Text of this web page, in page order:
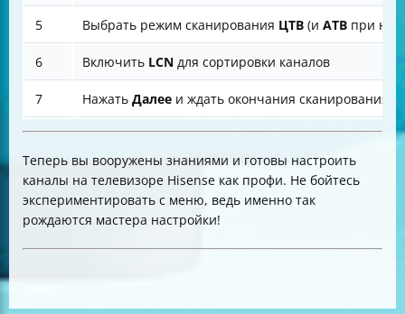
5 Выбрать режим сканирования ЦТВ (и АТВ при
6 Включить LCN для сортировки каналов
7 Нажать Далее и ждать окончания сканирования
Теперь вы вооружены знаниями и готовы настроить
каналы на телевизоре Hisense как профи. Не бойтесь
экспериментировать с меню, ведь именно так
рождаются мастера настройки!